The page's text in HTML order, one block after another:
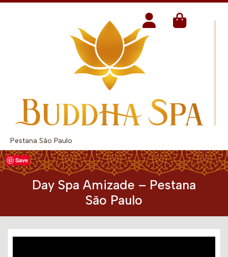
Pestana São Paulo
Day Spa Amizade – Pestana
São Paulo
Save